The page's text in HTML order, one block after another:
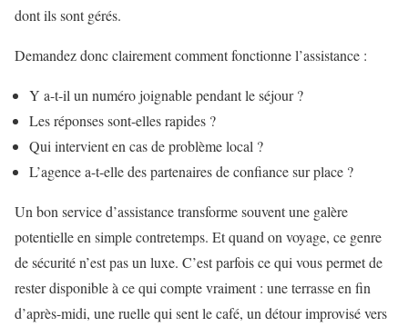
dont ils sont gérés.
Demandez donc clairement comment fonctionne l’assistance :
Y a-t-il un numéro joignable pendant le séjour ?
Les réponses sont-elles rapides ?
Qui intervient en cas de problème local ?
L’agence a-t-elle des partenaires de confiance sur place ?
Un bon service d’assistance transforme souvent une galère
potentielle en simple contretemps. Et quand on voyage, ce genre
de sécurité n’est pas un luxe. C’est parfois ce qui vous permet de
rester disponible à ce qui compte vraiment : une terrasse en fin
d’après-midi, une ruelle qui sent le café, un détour improvisé vers